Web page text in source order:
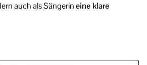
auch als Sängerineine klare